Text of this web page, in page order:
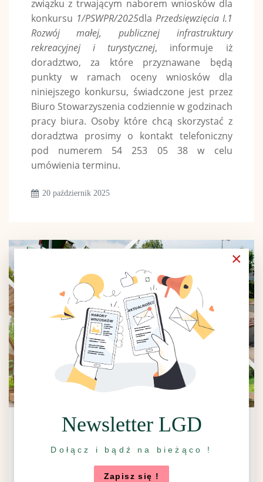
związku z trwającym naborem wniosków dla
konkursu 1/PSWPR/2025dla Przedsięwzięcia I.1
Rozwój małej, publicznej infrastruktury
rekreacyjnej i turystycznej, informuje iż
doradztwo, za które przyznawane będą
punkty w ramach oceny wniosków dla
niniejszego konkursu, świadczone jest przez
Biuro Stowarzyszenia codziennie w godzinach
pracy biura. Osoby które chcą skorzystać z
doradztwa prosimy o kontakt telefoniczny
pod numerem 54 253 05 38 w celu
umówienia terminu.
20 październik 2025
wsparcie
×
Newsletter LGD
Dołącz i bądź na bieżąco !
Zapisz się !